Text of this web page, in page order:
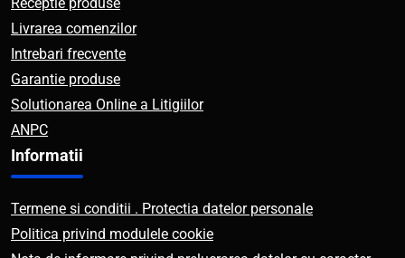
Livrarea comenzilor
Intrebari frecvente
Garantie produse
Solutionarea Online a Litigiilor
ANPC
Informatii
Termene si conditii . Protectia datelor personale
Politica privind modulele cookie